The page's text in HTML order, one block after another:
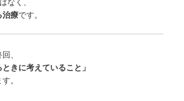
治療です。
、
きに考えていること」
。